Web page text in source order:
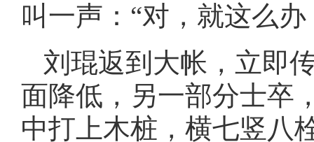
叫一声：“对，就这么办
刘琨返到大帐，立即
面降低，另一部分士卒
中打上木桩，横七竖八